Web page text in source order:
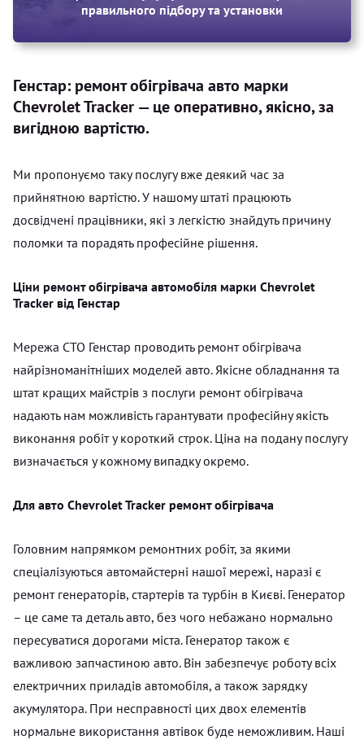
правильного підбору та установки
Генстар: ремонт обігрівача авто марки
Chevrolet Tracker — це оперативно, якісно, за
вигідною вартістю.
Ми пропонуємо таку послугу вже деякий час за
прийнятною вартістю. У нашому штаті працюють
досвідчені працівники, які з легкістю знайдуть причину
поломки та порадять професійне рішення.
Ціни ремонт обігрівача автомобіля марки Chevrolet
Tracker від Генстар
Мережа СТО Генстар проводить ремонт обігрівача
найрізноманітніших моделей авто. Якісне обладнання та
штат кращих майстрів з послуги ремонт обігрівача
надають нам можливість гарантувати професійну якість
виконання робіт у короткий строк. Ціна на подану послугу
визначається у кожному випадку окремо.
Для авто Chevrolet Tracker ремонт обігрівача
Головним напрямком ремонтних робіт, за якими
спеціалізуються автомайстерні нашої мережі, наразі є
ремонт генераторів, стартерів та турбін в Києві. Генератор
– це саме та деталь авто, без чого небажано нормально
пересуватися дорогами міста. Генератор також є
важливою запчастиною авто. Він забезпечує роботу всіх
електричних приладів автомобіля, а також зарядку
акумулятора. При несправності цих двох елементів
нормальне використання автівок буде неможливим. Наші